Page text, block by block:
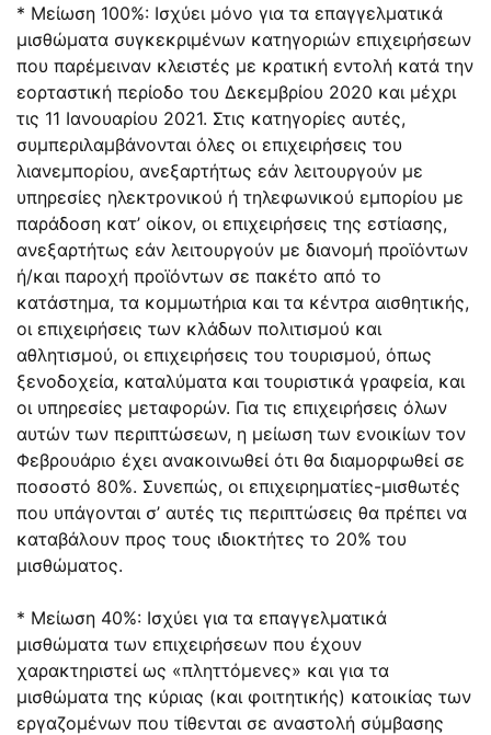
* Μείωση 100%: Ισχύει μόνο για τα επαγγελματικά
μισθώματα συγκεκριμένων κατηγοριών επιχειρήσεων
που παρέμειναν κλειστές με κρατική εντολή κατά την
εορταστική περίοδο του Δεκεμβρίου 2020 και μέχρι
τις 11 Ιανουαρίου 2021. Στις κατηγορίες αυτές,
συμπεριλαμβάνονται όλες οι επιχειρήσεις του
λιανεμπορίου, ανεξαρτήτως εάν λειτουργούν με
υπηρεσίες ηλεκτρονικού ή τηλεφωνικού εμπορίου με
παράδοση κατ’ οίκον, οι επιχειρήσεις της εστίασης,
ανεξαρτήτως εάν λειτουργούν με διανομή προϊόντων
ή/και παροχή προϊόντων σε πακέτο από το
κατάστημα, τα κομμωτήρια και τα κέντρα αισθητικής,
οι επιχειρήσεις των κλάδων πολιτισμού και
αθλητισμού, οι επιχειρήσεις του τουρισμού, όπως
ξενοδοχεία, καταλύματα και τουριστικά γραφεία, και
οι υπηρεσίες μεταφορών. Για τις επιχειρήσεις όλων
αυτών των περιπτώσεων, η μείωση των ενοικίων τον
Φεβρουάριο έχει ανακοινωθεί ότι θα διαμορφωθεί σε
ποσοστό 80%. Συνεπώς, οι επιχειρηματίες-μισθωτές
που υπάγονται σ’ αυτές τις περιπτώσεις θα πρέπει να
καταβάλουν προς τους ιδιοκτήτες το 20% του
μισθώματος.
* Μείωση 40%: Ισχύει για τα επαγγελματικά
μισθώματα των επιχειρήσεων που έχουν
χαρακτηριστεί ως «πληττόμενες» και για τα
μισθώματα της κύριας (και φοιτητικής) κατοικίας των
εργαζομένων που τίθενται σε αναστολή σύμβασης